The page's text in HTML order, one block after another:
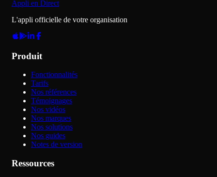
Appli en Direct
L'appli officielle de votre organisation
Produit
Fonctionnalités
Tarifs
Nos références
Témoignages
Nos vidéos
Nos marques
Nos solutions
Nos guides
Notes de version
Ressources